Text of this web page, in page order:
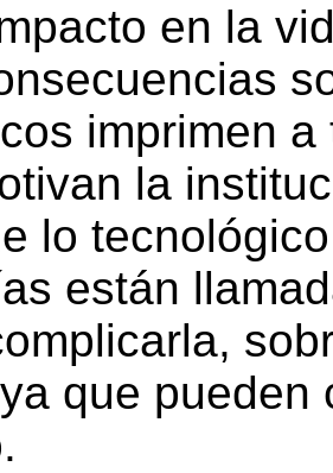
en la vida
imprimen
la
lo
están
que